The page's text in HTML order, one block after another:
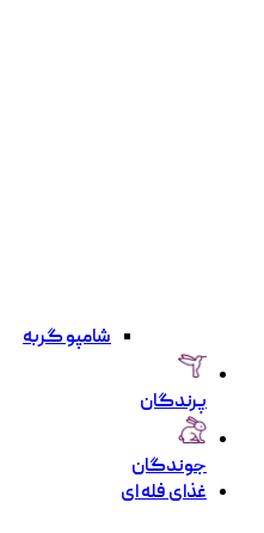
شامپو گربه
پرندگان
جوندگان
غذای فله ای